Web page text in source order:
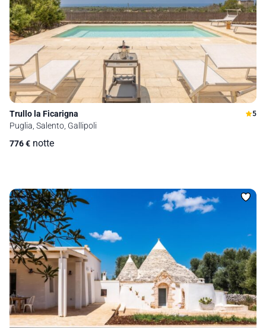
Trullo la Ficarigna 5
Puglia, Salento, Gallipoli
776€ notte